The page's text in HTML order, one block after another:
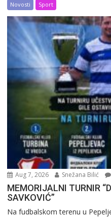
Novosti Sport
Aug 7, 2026 Snežana Bilić
MEMORIJALNI TURNIR
SAVKOVIĆ”
Na fudbalskom terenu u